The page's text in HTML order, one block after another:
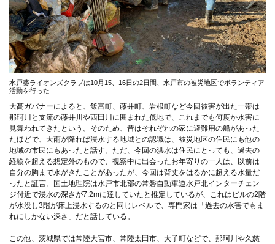
水戸葵ライオンズクラブは10月15、16日の2日間、水戸市の被災地区でボランティア
活動を行った
大髙ガバナーによると、飯富町、藤井町、岩根町など今回被害が出た一帯は
那珂川と支流の藤井川や西田川に囲まれた低地で、これまでも何度か水害に
見舞われてきたという。そのため、昔はそれぞれの家に避難用の船があった
たほどで、大雨が降れば浸水する地域との認識は、被災地区の住民にも他の
地域の市民にもあったと話す。ただ、今回の洪水は住民にとっても、過去の
経験を超える想定外のもので、視察中に出会ったお年寄りの一人は、以前は
自分の胸まで水がきたことがあったが、今回は背丈をはるかに超える水量だ
ったと証言。国土地理院は水戸市北部の常磐自動車道水戸北インターチェン
ジ付近で浸水の深さが7.2mに達していたと推定しているが、これはビルの2階
が水没し3階が床上浸水するのと同じレベルで、専門家は「過去の水害でもま
れにしかない深さ」だと話している。
この他、茨城県では常陸大宮市、常陸太田市、大子町などで、那珂川や久慈